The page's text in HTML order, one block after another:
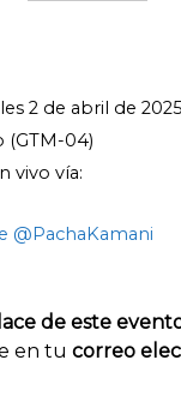
2 de abril de 2025
(GTM-04)
vivo vía:
@PachaKamani
de este
en tucorreo